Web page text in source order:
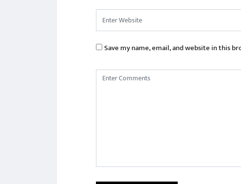
Save my name, email, and website in this